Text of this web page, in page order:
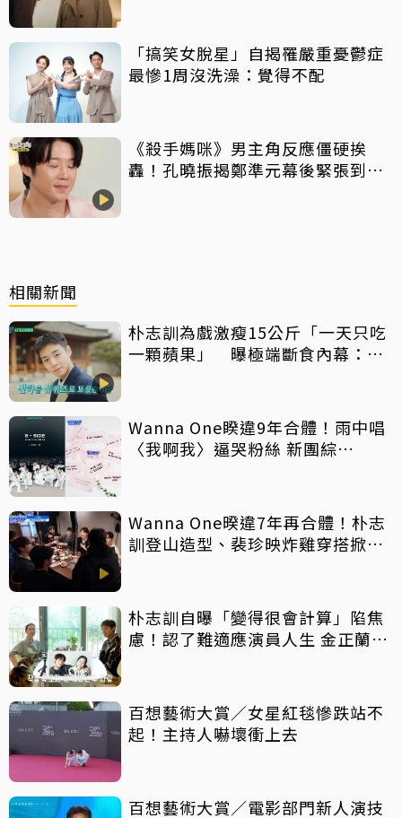
「搞笑女脫星」自揭罹嚴重憂鬱症
最慘1周沒洗澡：覺得不配
《殺手媽咪》男主角反應僵硬挨
轟！孔曉振揭鄭準元幕後緊張到
相關新聞
朴志訓為戲激瘦15公斤「一天只吃
一顆蘋果」 曝極端斷食內幕：選
Wanna One睽違9年合體！雨中唱
〈我啊我〉逼哭粉絲 新團綜
Wanna One暌違7年再合體！朴志
訓登山造型、裴珍映炸雞穿搭掀熱
朴志訓自曝「變得很會計算」陷焦
慮！認了難適應演員人生 金正蘭一
百想藝術大賞／女星紅毯慘跌站不
起！主持人嚇壞衝上去
百想藝術大賞／電影部門新人演技